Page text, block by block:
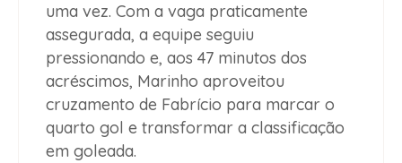
uma vez. Com a vaga praticamente
assegurada, a equipe seguiu
pressionando e, aos 47 minutos dos
acréscimos, Marinho aproveitou
cruzamento de Fabrício para marcar o
quarto gol e transformar a classificação
em goleada.